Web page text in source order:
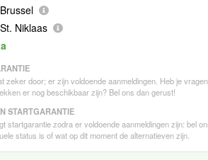
Niklaas
zeker door; er zijn voldoende aanmeldingen. Heb je
er nog beschikbaar zijn? Bel ons dan gerust!
STARTGARANTIE
startgarantie zodra er voldoende aanmeldingen zijn: bel
status is of wat op dit moment de alternatieven zijn.